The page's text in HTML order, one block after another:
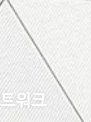
워크